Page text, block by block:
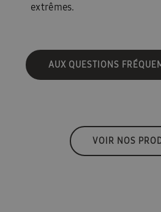
extrêmes.
AUX QUESTIONS
VOIR NOS